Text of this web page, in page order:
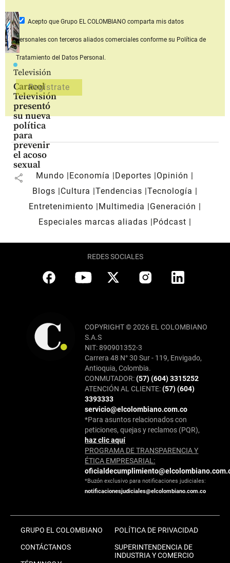
Televisión
Caracol
Televisión
presentó
su nueva
política
para
prevenir
el acoso
sexual
share
Acepto que Grupo EL COLOMBIANOcomparta mis datos
personales con terceros aliados comerciales conforme su Política de
Tratamiento del Datos Personal.
Mundo Economía Deportes
Opinión
Blogs
Cultura Tendencias Tecnología
Entretenimiento
Multimedia
Generación
Especiales marcas aliadas
Pódcast
REDES SOCIALES
COPYRIGHT © 2026 EL COLOMBIANO
S.A.S
NIT: 890901352-3
Carrera 48 N° 30 Sur - 119, Envigado,
Antioquia, Colombia.
CONMUTADOR:(57) (604) 3315252
ATENCIÓN AL CLIENTE:(57) (604)
3393333
servicio@elcolombiano.com.co
*Para asuntos relacionados con
peticiones, quejas y reclamos (PQR),
haz clic aquí
PROGRAMA DE TRANSPARENCIA Y
ÉTICA EMPRESARIAL:
*Buzón exclusivo para notificaciones judiciales:
notificacionesjudiciales@elcolombiano.com.co
GRUPO EL COLOMBIANO
CONTÁCTANOS
POLÍTICA DE PRIVACIDAD
SUPERINTENDENCIA DE
INDUSTRIA Y COMERCIO